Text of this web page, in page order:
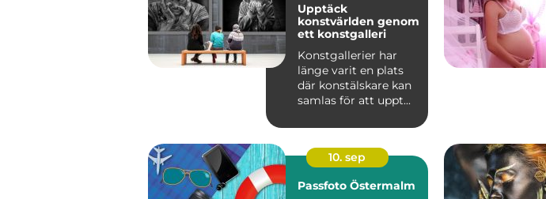
Upptäck
konstvärlden genom
ett konstgalleri
Konstgallerier har
länge varit en plats
där konstälskare kan
samlas för att uppt...
10. sep
Passfoto Östermalm